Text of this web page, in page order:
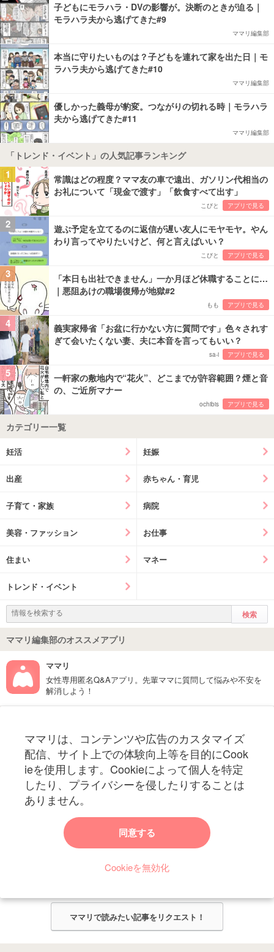
子どもにモラハラ・DVの影響が。決断のときが迫る｜
モラハラ夫から逃げてきた#9
ママリ編集部
本当に守りたいものは？子どもを連れて家を出た日｜モ
ラハラ夫から逃げてきた#10
ママリ編集部
優しかった義母が豹変。つながりの切れる時｜モラハラ
夫から逃げてきた#11
ママリ編集部
「トレンド・イベント」の人気記事ランキング
1
常識はどの程度？ママ友の車で遠出、ガソリン代相当の
お礼について「現金で渡す」「飲食すべて出す」
こびと アプリで見る
2
遊ぶ予定を立てるのに返信が遅い友人にモヤモヤ。やん
わり言ってやりたいけど、何と言えばいい？
こびと アプリで見る
3
「本日も出社できません」一か月ほど休職することに…
｜悪阻あけの職場復帰が地獄#2
もも アプリで見る
4
義実家帰省「お盆に行かない方に質問です」色々されす
ぎて会いたくない妻、夫に本音を言ってもいい？
sa-i アプリで見る
5
一軒家の敷地内で“花火”、どこまでが許容範囲？煙と音
の、ご近所マナー
ochibis アプリで見る
カテゴリー一覧
妊活 妊娠
出産 赤ちゃん・育児
子育て・家族 病院
美容・ファッション お仕事
住まい マネー
トレンド・イベント
ママリ編集部のオススメアプリ
ママリ
女性専用匿名Q&Aアプリ。先輩ママに質問して悩みや不安を
解消しよう！
ママリは、コンテンツや広告のカスタマイズ
配信、サイト上での体験向上等を目的にCook
ieを使用します。Cookieによって個人を特定
したり、プライバシーを侵したりすることは
ありません。
同意する
Cookieを無効化
妊娠〜子育て中のお役立ち情報を配信中
ママリからのお知らせ
ママリ編集部がみなさんのご意見をもとに記事を作成させていただきま
ママリで読みたい記事をリクエスト！